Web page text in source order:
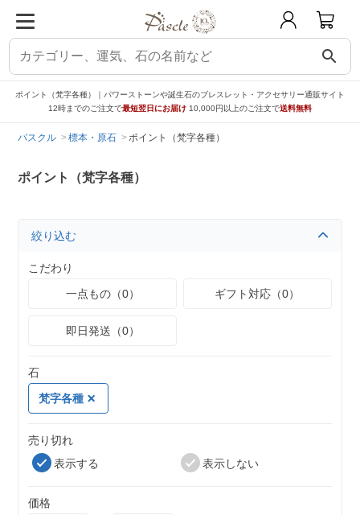
search
ポイント（梵字各種）｜パワーストーンや誕生石のブレスレット・アクセサリー通販サイト
12時までのご注文で最短翌日にお届け 10,000円以上のご注文で送料無料
パスクル 標本・原石 ポイント（梵字各種）
ポイント（梵字各種）
絞り込む
こだわり
一点もの（0）
ギフト対応（0）
即日発送（0）
石
梵字各種
売り切れ
表示する
表示しない
価格